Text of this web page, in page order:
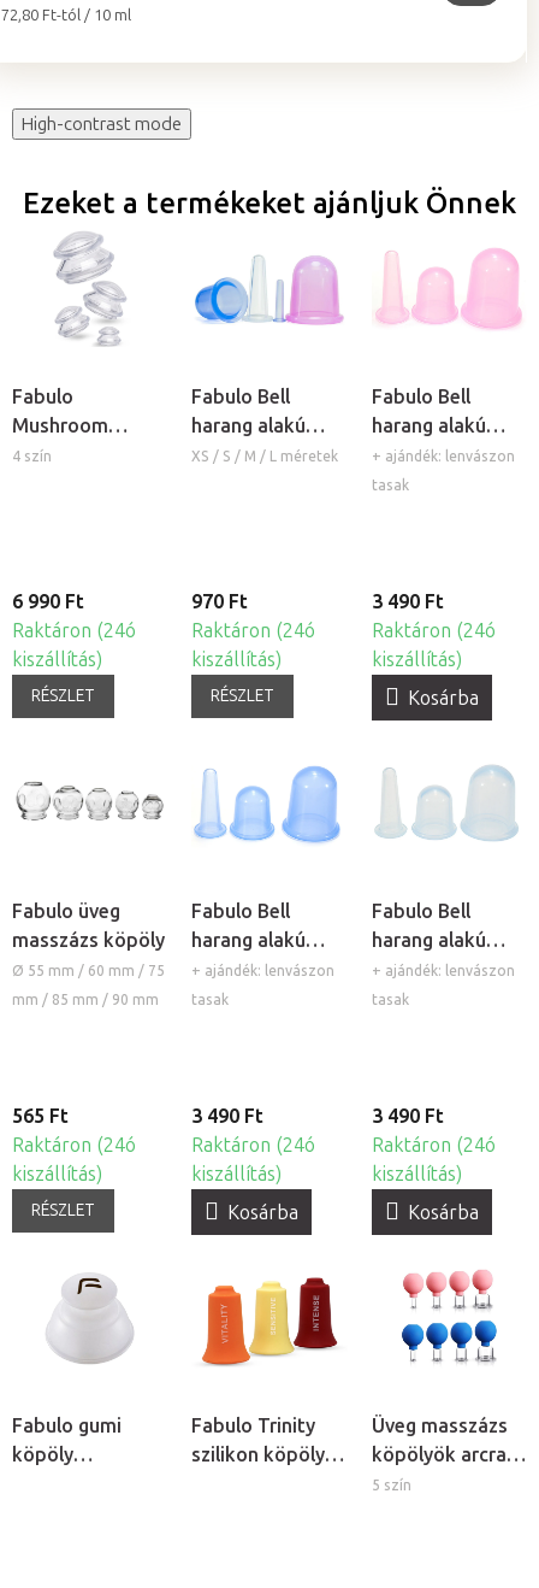
Egységár:
72,80 Ft-tól / 10 ml
High-contrast mode
Ezeket a termékeket ajánljuk Önnek
Fabulo
Mushroom
gomba alakú
4 szín
6 990 Ft
Raktáron (24ó
kiszállítás)
RÉSZLET
Fabulo Bell
harang alakú
szilikon köpöly
XS / S / M / L méretek
970 Ft
Raktáron (24ó
kiszállítás)
RÉSZLET
Fabulo Bell
harang alakú
szilikon köpöly
készlet - lila, 3db
+ ajándék: lenvászon
tasak
3 490 Ft
Raktáron (24ó
kiszállítás)
Kosárba
Fabulo üveg
masszázs köpöly
Ø 55 mm / 60 mm / 75
mm / 85 mm / 90 mm
565 Ft
Raktáron (24ó
kiszállítás)
RÉSZLET
Fabulo Bell
harang alakú
szilikon köpöly
készlet - kék,
+ ajándék: lenvászon
tasak
3 490 Ft
Raktáron (24ó
kiszállítás)
Kosárba
Fabulo Bell
harang alakú
szilikon köpöly
készlet -
+ ajándék: lenvászon
tasak
3 490 Ft
Raktáron (24ó
kiszállítás)
Kosárba
Fabulo gumi
köpöly
Fabulo Trinity
szilikon köpöly
Üveg masszázs
köpölyök arcra
és testre, 4
5 szín